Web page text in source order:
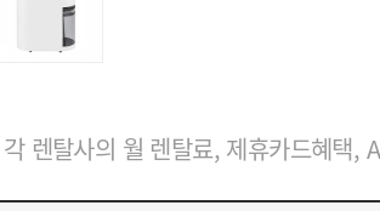
각 렌탈사의 월 렌탈료, 제휴카드혜택,